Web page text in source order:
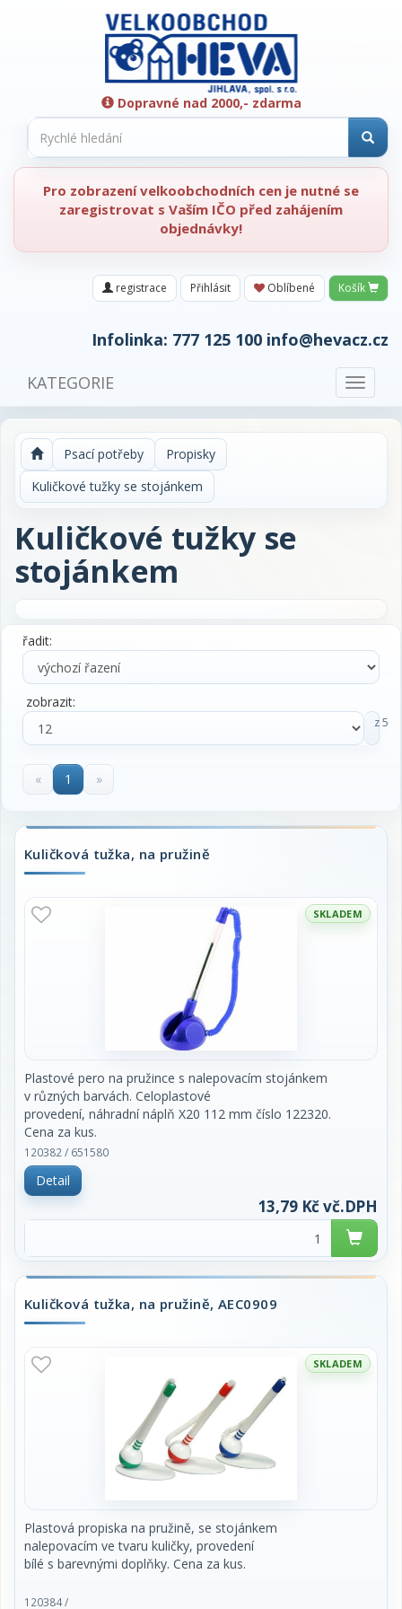
Dopravné nad 2000,- zdarma
Pro zobrazení velkoobchodních cen je nutné se
zaregistrovat s Vaším IČO před zahájením
objednávky!
registrace Přihlásit Oblíbené Košík
Infolinka: 777 125 100 info@hevacz.cz
Toggle
KATEGORIE
Psací potřeby
Propisky
Kuličkové tužky se stojánkem
Kuličkové tužky se
stojánkem
řadit:
zobrazit:
z 5
« 1 »
Kuličková tužka, na pružině
SKLADEM
Plastové pero na pružince s nalepovacím stojánkem
v různých barvách. Celoplastové
provedení, náhradní náplň X20 112 mm číslo 122320.
Cena za kus.
120382 / 651580
Detail
13,79 Kč vč.DPH
Kuličková tužka, na pružině, AEC0909
SKLADEM
Plastová propiska na pružině, se stojánkem
nalepovacím ve tvaru kuličky, provedení
bílé s barevnými doplňky. Cena za kus.
120384 /